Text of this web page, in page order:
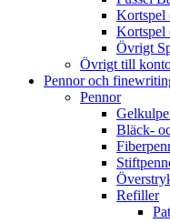
Kortspel
Kortspel
Övrigt
Övrigt till
Pennor och
Pennor
Bläck-
Refiller